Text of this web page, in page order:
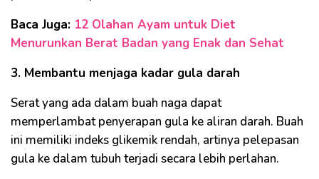
Baca Juga: 12 Olahan Ayam untuk Diet
Menurunkan Berat Badan yang Enak dan Sehat
3. Membantu menjaga kadar gula darah
Serat yang ada dalam buah naga dapat
memperlambat penyerapan gula ke aliran darah. Buah
ini memiliki indeks glikemik rendah, artinya pelepasan
gula ke dalam tubuh terjadi secara lebih perlahan.